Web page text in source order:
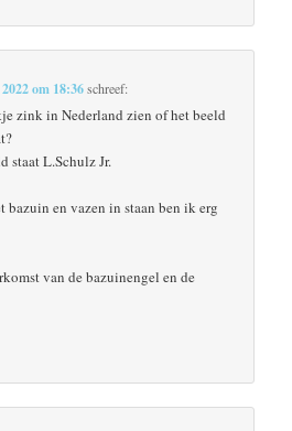
om 18:36schreef:
zink in Nederland zien of het beeld
staat L.Schulz Jr.
bazuin en vazen in staan ben ik erg
van de bazuinengel en de